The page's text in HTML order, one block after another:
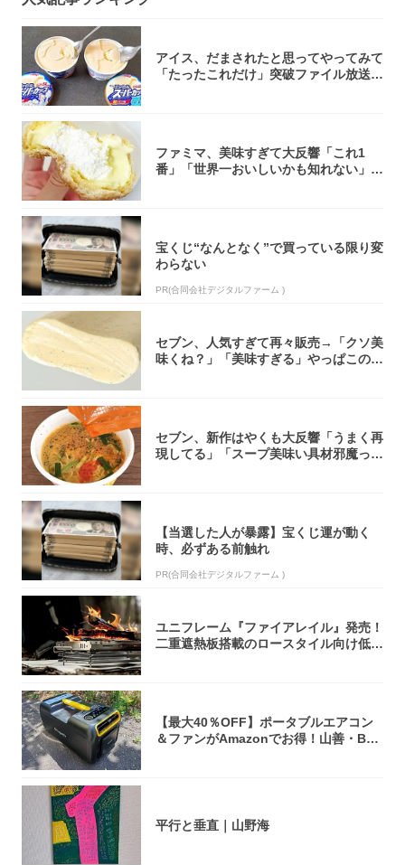
アイス、だまされたと思ってやってみて
「たったこれだけ」突破ファイル放送で
ファミマ、美味すぎて大反響「これ1
番」「世界一おいしいかも知れない」
宝くじ“なんとなく”で買っている限り変
わらない
PR(合同会社デジタルファーム )
セブン、人気すぎて再々販売→「クソ美
味くね？」「美味すぎる」やっぱこのク
セブン、新作はやくも大反響「うまく再
現してる」「スープ美味い具材邪魔って
【当選した人が暴露】宝くじ運が動く
時、必ずある前触れ
PR(合同会社デジタルファーム )
ユニフレーム『ファイアレイル』発売！
二重遮熱板搭載のロースタイル向け低型
【最大40％OFF】ポータブルエアコン
＆ファンがAmazonでお得！山善・Bo
平行と垂直｜山野海